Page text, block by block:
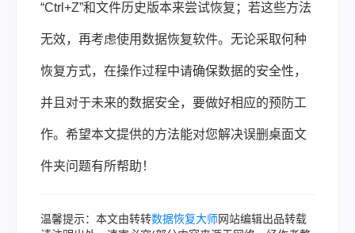
“Ctrl+Z”和文件历史版本来尝试恢复；若这些方法
无效，再考虑使用数据恢复软件。无论采取何种
恢复方式，在操作过程中请确保数据的安全性，
并且对于未来的数据安全，要做好相应的预防工
作。希望本文提供的方法能对您解决误删桌面文
件夹问题有所帮助！
温馨提示：本文由转转数据恢复大师网站编辑出品转载